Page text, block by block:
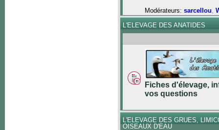
Modérateurs: sarcellou,
L'ELEVAGE DES ANATIDES
Fiches d'élevage,
vos questions
L'ELEVAGE DES GRUES,
OISEAUX D'EAU